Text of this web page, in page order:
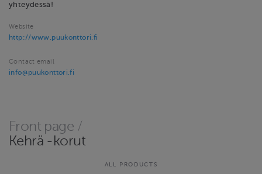
yhteydessä!
Website
http://www.puukonttori.fi
Contact email
info@puukonttori.fi
Front page /
Kehrä -korut
ALL PRODUCTS